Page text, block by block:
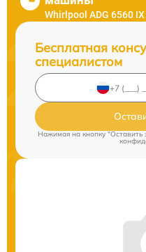
Whirlpool ADG 6560
Бесплатная
специалистом
Нажимая на кнопку "Оставить